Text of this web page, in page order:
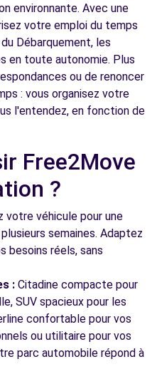
environnante. Avec une
votre emploi du temps
Débarquement, les
en toute autonomie. Plus
ou de renoncer
: vous organisez votre
l'entendez, en fonction de
Free2Move
?
votre véhicule pour une
semaines. Adaptez
besoins réels, sans
: Citadine compacte pour
SUV spacieux pour les
confortable pour vos
ou utilitaire pour vos
parc automobile répond à